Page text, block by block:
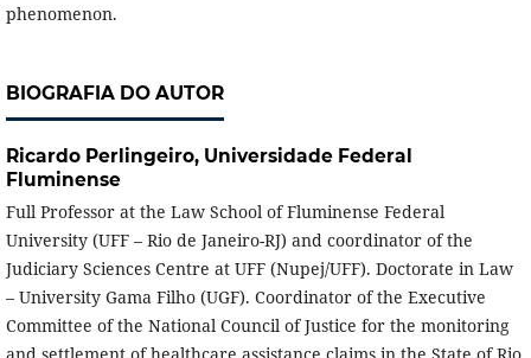
phenomenon.
BIOGRAFIA DO AUTOR
Ricardo Perlingeiro, Universidade Federal
Fluminense
Full Professor at the Law School of Fluminense Federal
University (UFF – Rio de Janeiro-RJ) and coordinator of the
Judiciary Sciences Centre at UFF (Nupej/UFF). Doctorate in Law
– University Gama Filho (UGF). Coordinator of the Executive
Committee of the National Council of Justice for the monitoring